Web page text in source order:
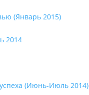
(Январь 2015)
2014
(Июнь-Июль 2014)